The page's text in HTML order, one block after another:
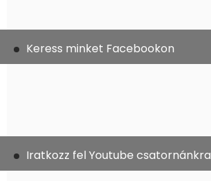
Keress minket Facebookon
Iratkozz fel Youtube csatornánkra